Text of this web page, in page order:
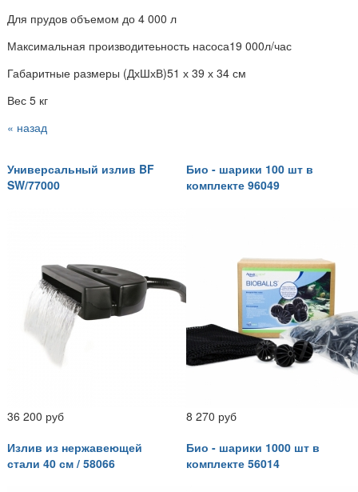
Для прудов объемом до 4 000 л
Максимальная производитеьность насоса19 000л/час
Габаритные размеры (ДхШхВ)51 х 39 х 34 см
Вес 5 кг
« назад
Универсальный излив BF
SW/77000
36 200 руб
Био - шарики 100 шт в
комплекте 96049
8 270 руб
Излив из нержавеющей
стали 40 см / 58066
Био - шарики 1000 шт в
комплекте 56014